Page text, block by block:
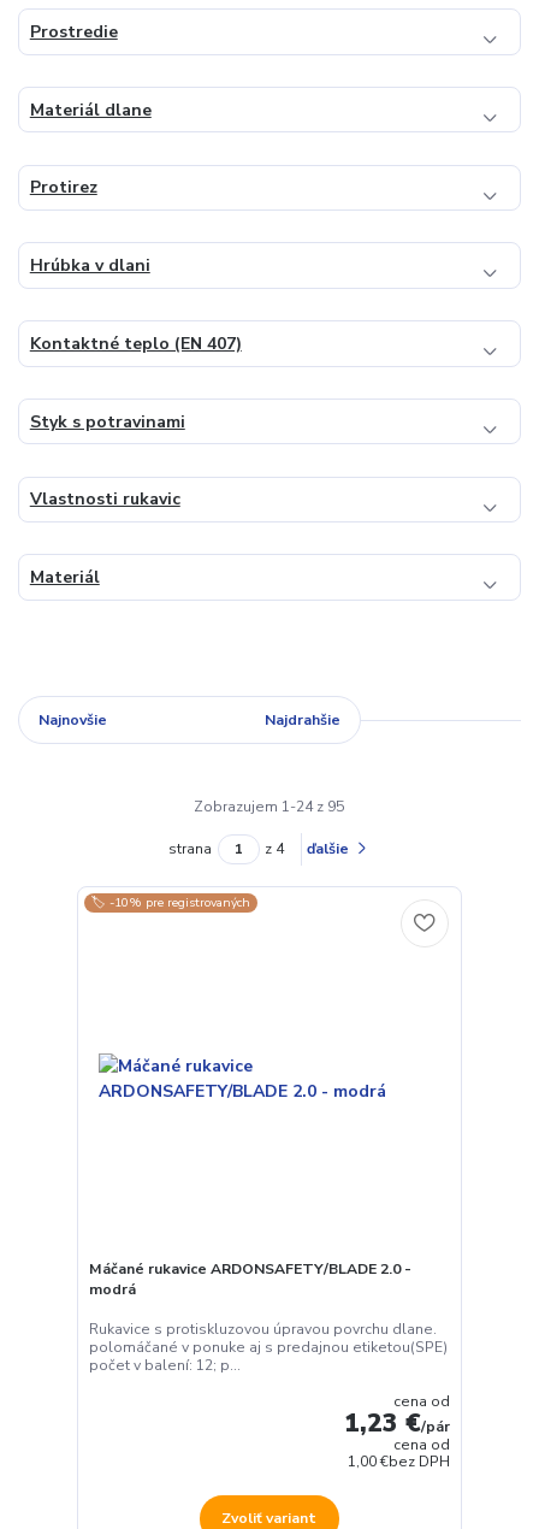
Prostredie
Materiál dlane
Protirez
Hrúbka v dlani
Kontaktné teplo (EN 407)
Styk s potravinami
Vlastnosti rukavic
Materiál
Najnovšie Najdrahšie
Zobrazujem 1-24 z 95
strana z 4 ďalšie
🏷️ -10% pre registrovaných
Máčané rukavice ARDONSAFETY/BLADE 2.0 -
modrá
Rukavice s protiskluzovou úpravou povrchu dlane.
polomáčané v ponuke aj s predajnou etiketou(SPE)
počet v balení: 12; p...
cena od
1,23 €/pár
cena od
1,00 €bez DPH
Zvoliť variant